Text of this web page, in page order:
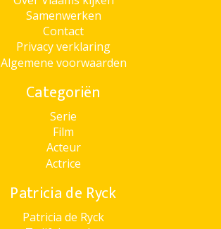
Samenwerken
Contact
Privacy verklaring
Algemene voorwaarden
Categoriën
Serie
Film
Acteur
Actrice
Patricia de Ryck
Patricia de Ryck